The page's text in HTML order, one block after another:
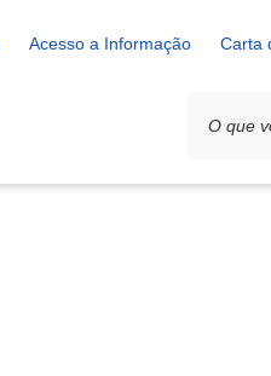
Acesso a Informação Carta